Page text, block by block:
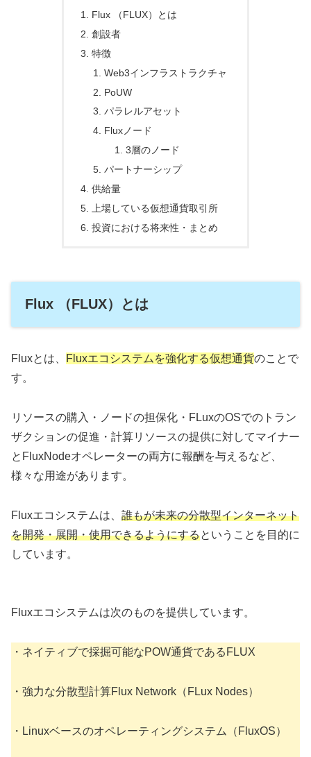
Flux （FLUX）とは
創設者
特徴
Web3インフラストラクチャ
PoUW
パラレルアセット
Fluxノード
3層のノード
パートナーシップ
供給量
上場している仮想通貨取引所
投資における将来性・まとめ
Flux （FLUX）とは
Fluxとは、 Fluxエコシステムを強化する仮想通貨のことで
す。
リソースの購入・ノードの担保化・FLuxのOSでのトラン
ザクションの促進・計算リソースの提供に対してマイナー
とFluxNodeオペレーターの両方に報酬を与えるなど、
様々な用途があります。
Fluxエコシステムは、 誰もが未来の分散型インターネット
を開発・展開・使用できるようにするということを目的に
しています。
Fluxエコシステムは次のものを提供しています。
・ネイティブで採掘可能なPOW通貨であるFLUX
・強力な分散型計算Flux Network（FLux Nodes）
・Linuxベースのオペレーティングシステム（FluxOS）